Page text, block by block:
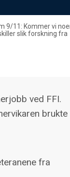
9/11: Kommer vi
slik forskning fra
ved FFI.
brukte
fra